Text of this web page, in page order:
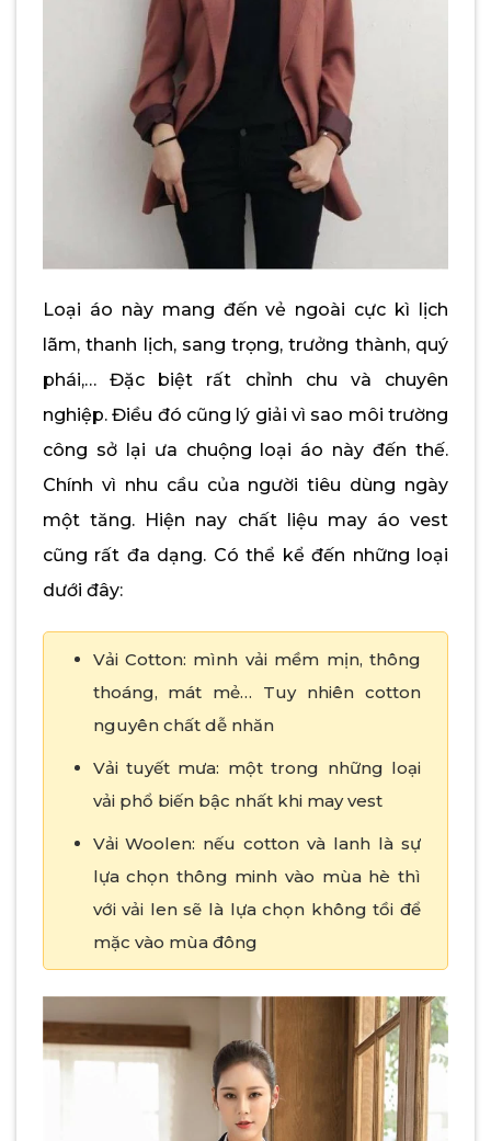
Loại áo này mang đến vẻ ngoài cực kì lịch
lãm, thanh lịch, sang trọng, trưởng thành, quý
phái,… Đặc biệt rất chỉnh chu và chuyên
nghiệp. Điều đó cũng lý giải vì sao môi trường
công sở lại ưa chuộng loại áo này đến thế.
Chính vì nhu cầu của người tiêu dùng ngày
một tăng. Hiện nay chất liệu may áo vest
cũng rất đa dạng. Có thể kể đến những loại
dưới đây:
Vải Cotton: mình vải mềm mịn, thông
thoáng, mát mẻ… Tuy nhiên cotton
nguyên chất dễ nhăn
Vải tuyết mưa: một trong những loại
vải phổ biến bậc nhất khi may vest
Vải Woolen: nếu cotton và lanh là sự
lựa chọn thông minh vào mùa hè thì
với vải len sẽ là lựa chọn không tồi để
mặc vào mùa đông